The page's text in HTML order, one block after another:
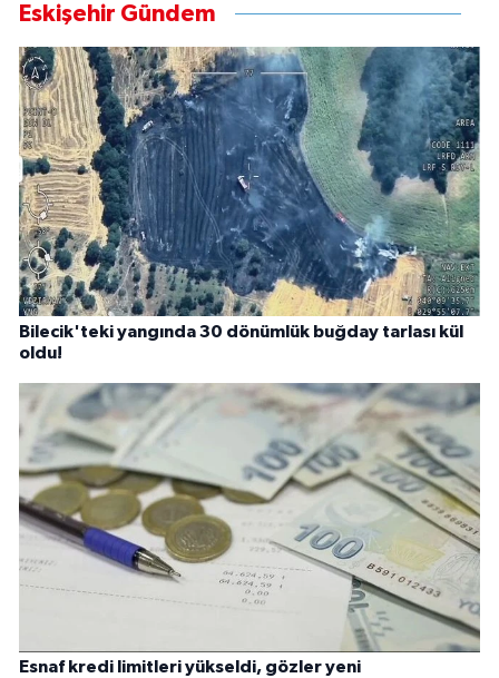
Eskişehir Gündem
Bilecik'teki yangında 30 dönümlük buğday tarlası kül
oldu!
Esnaf kredi limitleri yükseldi, gözler yeni